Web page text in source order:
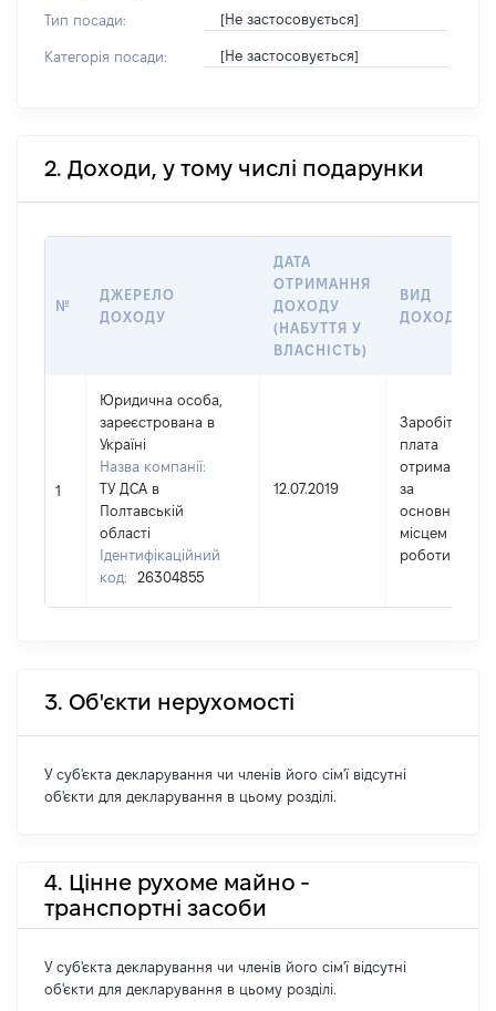
Тип посади: [Не застосовується]
Категорія посади: [Не застосовується]
2. Доходи, у тому числі подарунки
№
ДЖЕРЕЛО
ДОХОДУ
ДАТА
ОТРИМАННЯ
ДОХОДУ
(НАБУТТЯ У
ВЛАСНІСТЬ)
ВИД
ДОХОДУ
1
Юридична особа,
зареєстрована в
Україні
Назва компанії:
ТУ ДСА в
Полтавській
області
Ідентифікаційний
код:
26304855
12.07.2019
Заробітна
плата
отримана
за
основним
місцем
роботи
3. Об'єкти нерухомості
У суб'єкта декларування чи членів його сім'ї відсутні
об'єкти для декларування в цьому розділі.
4. Цінне рухоме майно -
транспортні засоби
У суб'єкта декларування чи членів його сім'ї відсутні
об'єкти для декларування в цьому розділі.